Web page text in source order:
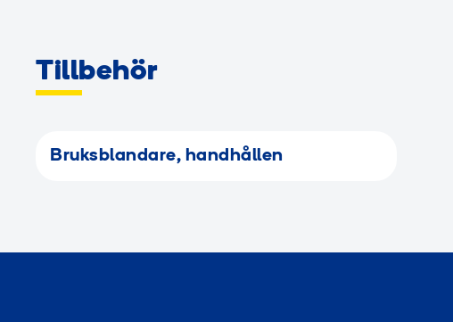
Tillbehör
Bruksblandare, handhållen